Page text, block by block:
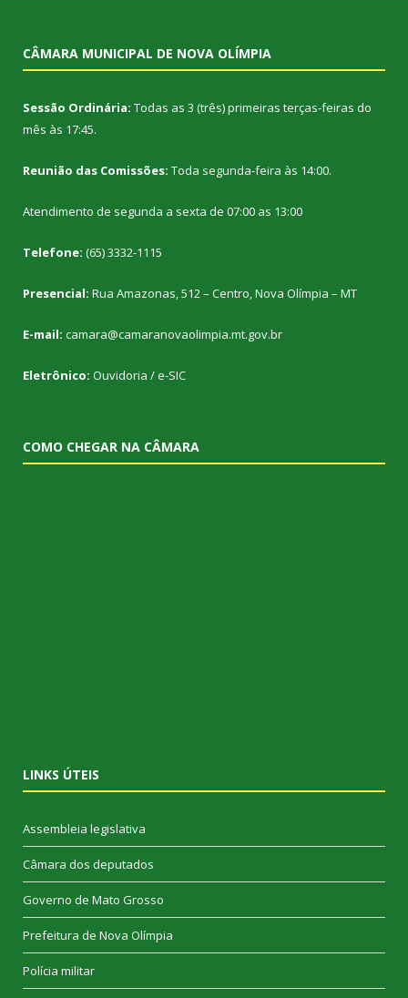
CÂMARA MUNICIPAL DE NOVA OLÍMPIA
Sessão Ordinária: Todas as 3 (três) primeiras terças-feiras do
mês às 17:45.
Reunião das Comissões: Toda segunda-feira às 14:00.
Atendimento de segunda a sexta de 07:00 as 13:00
Telefone: (65) 3332-1115
Presencial: Rua Amazonas, 512 – Centro, Nova Olímpia – MT
E-mail: camara@camaranovaolimpia.mt.gov.br
Eletrônico: Ouvidoria /e-SIC
COMO CHEGAR NA CÂMARA
LINKS ÚTEIS
Assembleia legislativa
Câmara dos deputados
Governo de Mato Grosso
Prefeitura de Nova Olímpia
Polícia militar